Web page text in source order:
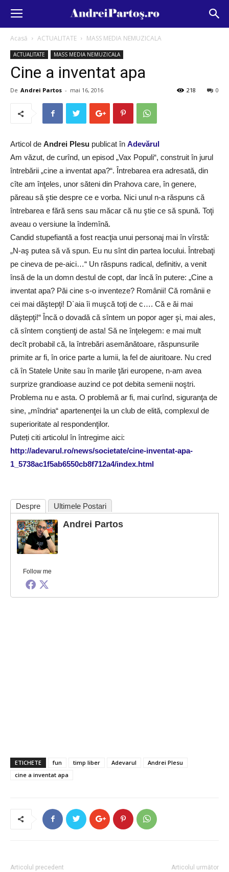
Acasă ACTUALITATE MASS MEDIA NEMUZICALA
ACTUALITATE MASS MEDIA NEMUZICALA
Cine a inventat apa
De Andrei Partos - mai 16, 2016 0
218
Articol de Andrei Plesu publicat în Adevărul
Am văzut, de curînd, un episod „Vax Populi“, construit în jurul
întrebării „cine a inventat apa?“. Întrebarea era adresată, din
cîte am înţeles, unor săteni din Prahova care, în genere,
păreau să ştie despre ce e vorba. Nici unul n-a răspuns că
întrebarea e fără sens sau măcar că nu ştie ce să spună. Toţi
aveau o versiune la îndemînă.
Candid stupefiantă a fost reacţia unui personaj mai în vîrstă:
„N-aş putea să vă spun. Eu nu sînt din partea locului. Întrebaţi
pe cineva de pe-aici…“ Un răspuns radical, definitiv, a venit
însă de la un domn destul de copt, dar încă în putere: „Cine a
inventat apa? Păi cine s-o inventeze? Românii! Că românii e
cei mai dăştepţi! D`aia îi muşcă toţi de c…. Că e ăi mai
dăştepţi!“ Încă o dovadă că sîntem un popor ager şi, mai ales,
că sîntem conştienţi de asta! Să ne înţelegem: e mai mult
decît probabil că, la întrebări asemănătoare, răspunsurile
primite ar fi, în orice parte a lumii, la fel de aiuritoare. Nu cred
că în Statele Unite sau în marile ţări europene, n-am avea
surprize grandioase auzind ce pot debita semenii noştri.
Problema nu e asta. O problemă ar fi, mai curînd, siguranţa de
sine, „mîndria“ apartenenţei la un club de elită, complexul de
superioritate al respondenţilor.
Puteți citi articolul în întregime aici:
http://adevarul.ro/news/societate/cine-inventat-apa-
1_5738ac1f5ab6550cb8f712a4/index.html
Despre Ultimele Postari
Follow me
Andrei Partos
ETICHETE fun timp liber Adevarul
Andrei Plesu
cine a inventat apa
Articolul precedent Articolul următor